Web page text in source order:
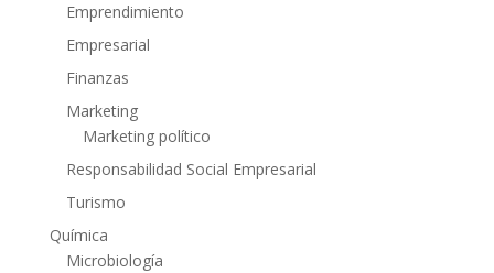
Emprendimiento
Empresarial
Finanzas
Marketing
Marketing político
Responsabilidad Social Empresarial
Turismo
Química
Microbiología